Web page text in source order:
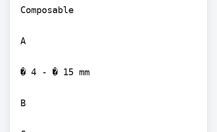
Composable
A
� 4 - � 15 mm
B